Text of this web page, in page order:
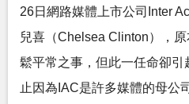
26日網路媒體上市公司Inter
兒喜（Chelsea Clinton），
鬆平常之事，但此一任命卻
止因為IAC是許多媒體的母公